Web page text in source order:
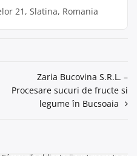
21, Slatina, Romania
Zaria Bucovina S.R.L. –
Procesare sucuri de fructe si
legume în Bucsoaia